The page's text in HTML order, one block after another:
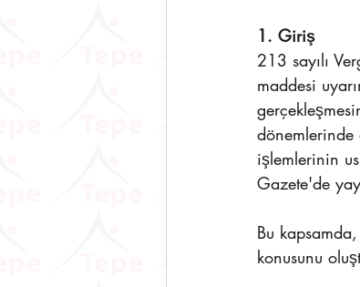
1. Giriş
213 sayılı
maddesi
dönemlerinde
işlemlerinin
Gazete'de
Bu
konusunu